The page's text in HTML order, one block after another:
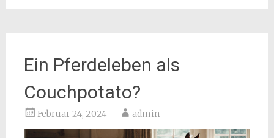
Ein Pferdeleben als
Couchpotato?
Februar 24, 2024 admin